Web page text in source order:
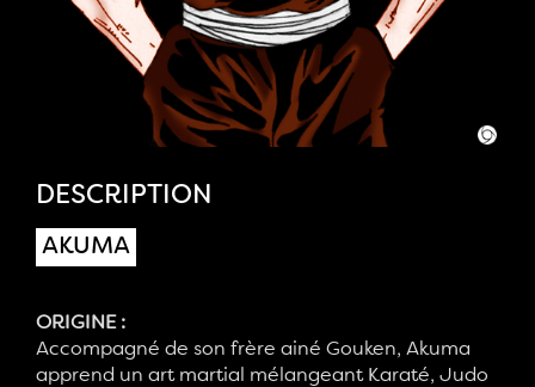
DESCRIPTION
AKUMA
ORIGINE :
Accompagné de son frère ainé Gouken, Akuma
apprend un art martial mélangeant Karaté, Judo